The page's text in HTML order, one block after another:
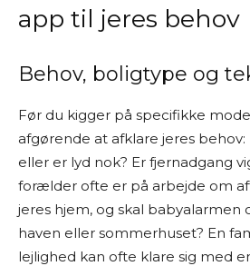
app til jeres behov
Behov, boligtype og
Før du kigger på specifikke
afgørende at afklare jeres
eller er lyd nok? Er fjernadgang
forælder ofte er på arbejde om
jeres hjem, og skal babyalarmen
haven eller sommerhuset? En
lejlighed kan ofte klare sig med